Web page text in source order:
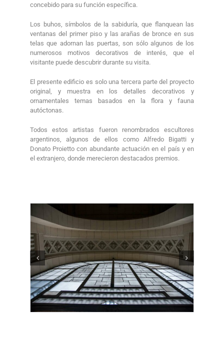
concebido para su función específica.
Los buhos, símbolos de la sabiduría, que flanquean las
ventanas del primer piso y las arañas de bronce en sus
telas que adornan las puertas, son sólo algunos de los
numerosos motivos decorativos de interés, que el
visitante puede descubrir durante su visita.
El presente edificio es solo una tercera parte del proyecto
original, y muestra en los detalles decorativos y
ornamentales temas basados en la flora y fauna
autóctonas.
Todos estos artistas fueron renombrados escultores
argentinos, algunos de ellos como Alfredo Bigatti y
Donato Proietto con abundante actuación en el país y en
el extranjero, donde merecieron destacados premios.